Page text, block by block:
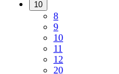
10
8
9
10
11
12
20